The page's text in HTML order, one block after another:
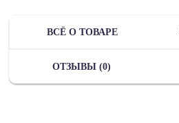
ВСЁ О ТОВАРЕ
ОТЗЫВЫ (0)